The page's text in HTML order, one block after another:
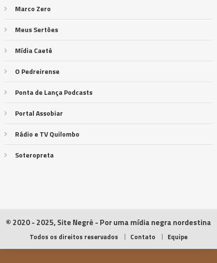
Marco Zero
Meus Sertões
Mídia Caeté
O Pedreirense
Ponta de Lança Podcasts
Portal Assobiar
Rádio e TV Quilombo
Soteropreta
© 2020 - 2025, Site Negrê - Por uma mídia negra nordestina
Todos os direitos reservados Contato Equipe